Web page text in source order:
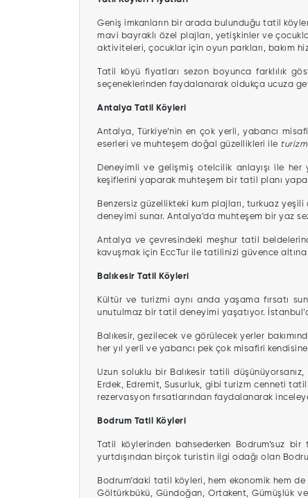
Geniş imkanların bir arada bulunduğu tatil
mavi bayraklı özel plajları, yetişkinler ve
aktiviteleri, çocuklar için oyun parkları, bakım
Tatil köyü fiyatları sezon boyunca farklılık
seçeneklerinden faydalanarak oldukça ucuza
Antalya Tatil Köyleri
Antalya, Türkiye’nin en çok yerli, yabancı
eserleri ve muhteşem doğal güzellikleri ile
Deneyimli ve gelişmiş otelcilik anlayışı ile
keşiflerini yaparak muhteşem bir tatil planı
Benzersiz güzellikteki kum plajları, turkuaz
deneyimi sunar. Antalya’da muhteşem bir yaz
Antalya ve çevresindeki meşhur tatil
kavuşmak için EccTur ile tatilinizi güvence
Balıkesir Tatil Köyleri
Kültür ve turizmi aynı anda yaşama fırsatı
unutulmaz bir tatil deneyimi yaşatıyor.
Balıkesir, gezilecek ve görülecek yerler
her yıl yerli ve yabancı pek çok misafiri kendisine
Uzun soluklu bir Balıkesir tatili
Erdek, Edremit, Susurluk, gibi turizm cenneti
rezervasyon fırsatlarından faydalanarak
Bodrum Tatil Köyleri
Tatil köylerinden bahsederken Bodrum’suz
yurtdışından birçok turistin ilgi odağı olan
Bodrum’daki tatil köyleri, hem ekonomik hem
Göltürkbükü, Gündoğan, Ortakent, Gümüşlük